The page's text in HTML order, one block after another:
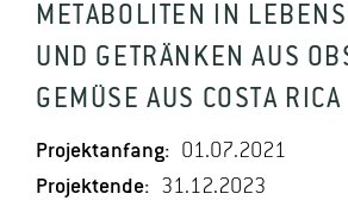
METABOLITEN IN
UND GETRÄNKEN AUS
GEMÜSE AUS COSTA RICA
Projektanfang: 01.07.2021
Projektende: 31.12.2023